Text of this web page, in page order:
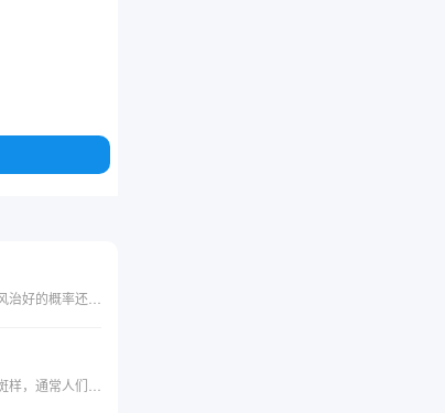
在白癜风需要进行治疗的时期当中，早期和稳定期是治疗白癜风的关键时间，只要患者能够把握好这两个时期，把白癜风治好的概率还是比较大的，但是也有很多患者因为各种各样的原因错过了这两个治疗的重要时期，有相当多的白癜风患者在治疗的时候白斑是处在进展期的。那么白癜风在进展期应该要怎么治疗呢？进展期的白癜风能不能被治好？
小孩出现白癜风的早期症状有哪些？白癜风多数是后天性因皮肤色素脱失而发生的局限性白色斑片，使得局部皮肤呈白斑样，通常人们把它称之为色素脱失皮肤病，白癜风可发生于任何人群，所以不仅成年人有，而且很多儿童也会患上白癜风，那么，关于这一问题，我们就来看看西安远大白癜风医院专家的具体分析：